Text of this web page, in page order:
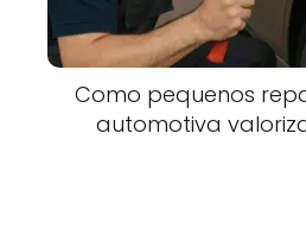
Como pequenos
automotiva